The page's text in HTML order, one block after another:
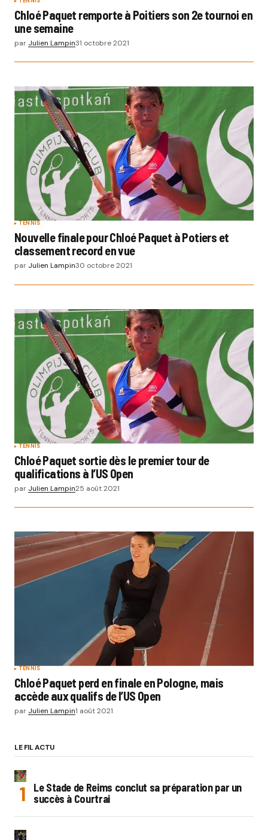
Chloé Paquet remporte à Poitiers son 2e tournoi en
une semaine
par Julien Lampin31 octobre 2021
TENNIS
Nouvelle finale pour Chloé Paquet à Potiers et
classement record en vue
par Julien Lampin30 octobre 2021
TENNIS
Chloé Paquet sortie dès le premier tour de
qualifications à l’US Open
par Julien Lampin25 août 2021
TENNIS
Chloé Paquet perd en finale en Pologne, mais
accède aux qualifs de l’US Open
par Julien Lampin1 août 2021
LE FIL ACTU
Le Stade de Reims conclut sa préparation par un
succès à Courtrai